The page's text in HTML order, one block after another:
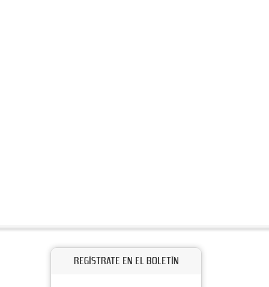
REGÍSTRATE EN EL BOLETÍN